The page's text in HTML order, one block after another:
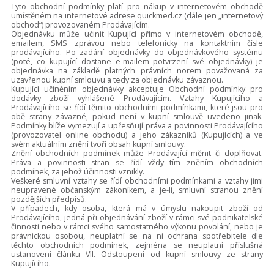
Tyto obchodní podmínky platí pro nákup v internetovém obchodě
umístěném na internetové adrese quickmed.cz (dále jen „internetový
obchod“) provozovaném Prodávajícím.
Objednávku může učinit Kupující přímo v internetovém obchodě,
emailem, SMS zprávou nebo telefonicky na kontaktním čísle
prodávajícího. Po zadání objednávky do objednávkového systému
(poté, co kupující dostane e-mailem potvrzení své objednávky) je
objednávka na základě platných právních norem považovaná za
uzavřenou kupní smlouvu a tedy za objednávku závaznou.
Kupující učiněním objednávky akceptuje Obchodní podmínky pro
dodávky zboží vyhlášené Prodávajícím. Vztahy Kupujícího a
Prodávajícího se řídí těmito obchodními podmínkami, které jsou pro
obě strany závazné, pokud není v kupní smlouvě uvedeno jinak.
Podmínky blíže vymezují a upřesňují práva a povinnosti Prodávajícího
(provozovatel online obchodu) a jeho zákazníků (Kupujících) a ve
svém aktuálním znění tvoří obsah kupní smlouvy.
Znění obchodních podmínek může Prodávající měnit či doplňovat.
Práva a povinnosti stran se řídí vždy tím zněním obchodních
podmínek, za jehož účinnosti vznikly.
Veškeré smluvní vztahy se řídí obchodními podmínkami a vztahy jimi
neupravené občanským zákoníkem, a je-li, smluvní stranou znění
pozdějších předpisů.
V případech, kdy osoba, která má v úmyslu nakoupit zboží od
Prodávajícího, jedná při objednávání zboží v rámci své podnikatelské
činnosti nebo v rámci svého samostatného výkonu povolání, nebo je
právnickou osobou, neuplatní se na ni ochrana spotřebitele dle
těchto obchodních podmínek, zejména se neuplatní příslušná
ustanovení článku VII. Odstoupení od kupní smlouvy ze strany
Kupujícího.